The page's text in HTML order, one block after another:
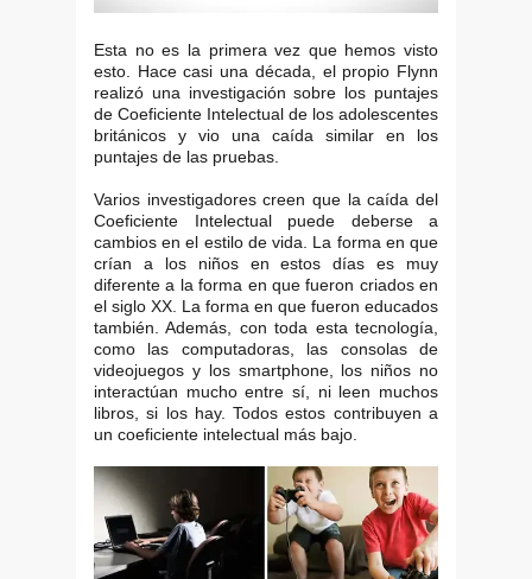
Esta no es la primera vez que hemos visto
esto. Hace casi una década, el propio Flynn
realizó una investigación sobre los puntajes
de Coeficiente Intelectual de los adolescentes
británicos y vio una caída similar en los
puntajes de las pruebas.
Varios investigadores creen que la caída del
Coeficiente Intelectual puede deberse a
cambios en el estilo de vida. La forma en que
crían a los niños en estos días es muy
diferente a la forma en que fueron criados en
el siglo XX. La forma en que fueron educados
también. Además, con toda esta tecnología,
como las computadoras, las consolas de
videojuegos y los smartphone, los niños no
interactúan mucho entre sí, ni leen muchos
libros, si los hay. Todos estos contribuyen a
un coeficiente intelectual más bajo.